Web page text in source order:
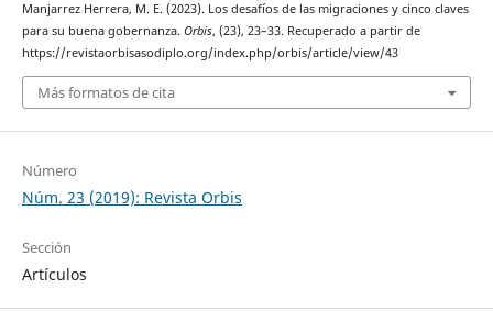
Manjarrez Herrera, M. E. (2023). Los desafíos de las migraciones y cinco claves
para su buena gobernanza. Orbis, (23), 23–33. Recuperado a partir de
https://revistaorbisasodiplo.org/index.php/orbis/article/view/43
Más formatos de cita
Número
Núm. 23 (2019): Revista Orbis
Sección
Artículos